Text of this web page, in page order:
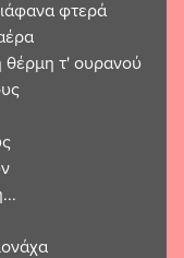
φτερά
θέρμη τ' ουρανού